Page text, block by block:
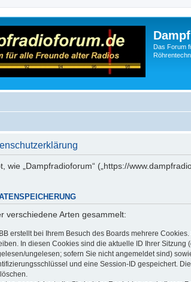
Das Forum
wie „Dampfradioforum“ („https://
verschiedene Arten gesammelt:
erstellt bei Ihrem Besuch des Boards mehrere
In diesen Cookies sind die aktuelle ID Ihrer
ungelesen; sofern Sie nicht angemeldet sind)
und eine Session-ID gespeichert.